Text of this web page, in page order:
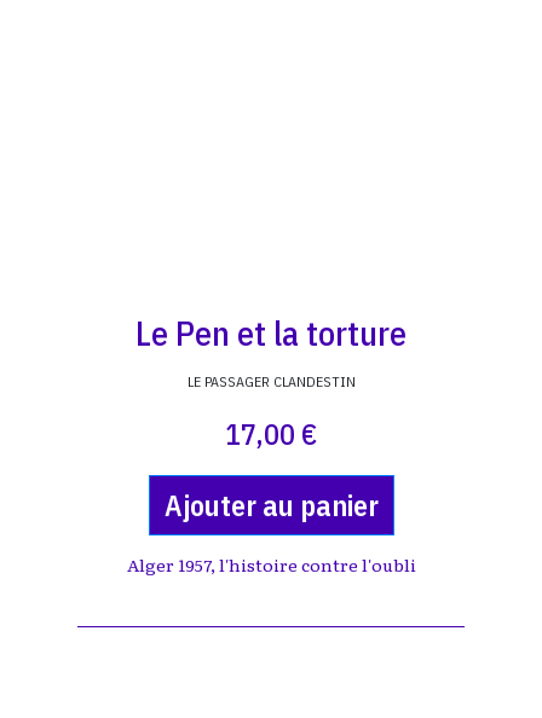
Le Pen et la torture
LE PASSAGER CLANDESTIN
17,00 €
Ajouter au panier
Alger 1957, l'histoire contre l'oubli